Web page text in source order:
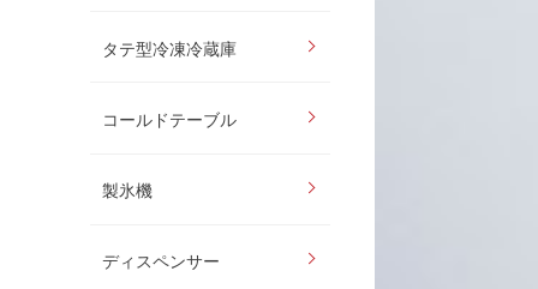
タテ型冷凍冷蔵庫
コールドテーブル
製氷機
ディスペンサー